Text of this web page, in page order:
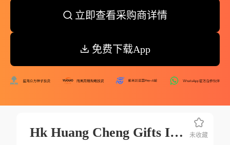
立即查看采购商详情
免费下载App
Hk Huang Cheng Gifts International Co.ltd. 未收藏